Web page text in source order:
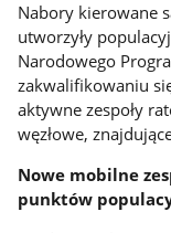
Nabory kierowane
utworzyły
Narodowego
zakwalifikowaniu
aktywne zespoły
węzłowe,
Nowe mobilne
punktów